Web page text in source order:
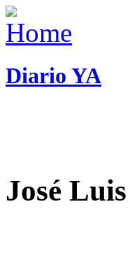
Diario YA
José